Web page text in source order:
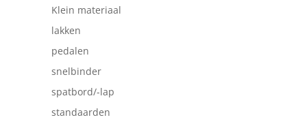
Klein materiaal
lakken
pedalen
snelbinder
spatbord/-lap
standaarden